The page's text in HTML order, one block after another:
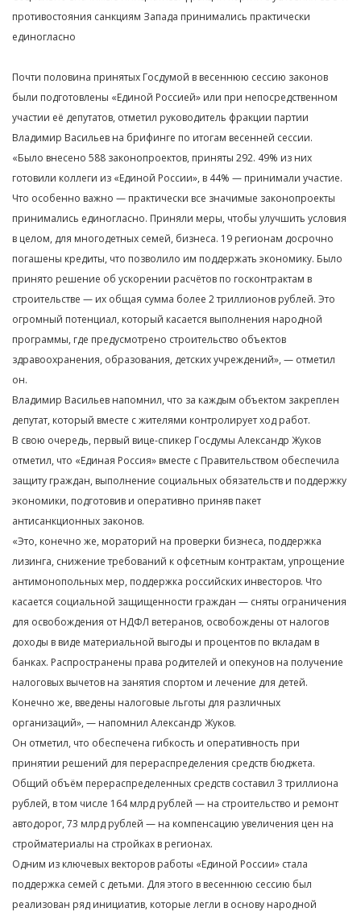
противостояния санкциям Запада принимались практически
единогласно
Почти половина принятых Госдумой в весеннюю сессию законов
были подготовлены «Единой Россией» или при непосредственном
участии её депутатов, отметил руководитель фракции партии
Владимир Васильев на брифинге по итогам весенней сессии.
«Было внесено 588 законопроектов, приняты 292. 49% из них
готовили коллеги из «Единой России», в 44% — принимали участие.
Что особенно важно — практически все значимые законопроекты
принимались единогласно. Приняли меры, чтобы улучшить условия
в целом, для многодетных семей, бизнеса. 19 регионам досрочно
погашены кредиты, что позволило им поддержать экономику. Было
принято решение об ускорении расчётов по госконтрактам в
строительстве — их общая сумма более 2 триллионов рублей. Это
огромный потенциал, который касается выполнения народной
программы, где предусмотрено строительство объектов
здравоохранения, образования, детских учреждений», — отметил
он.
Владимир Васильев напомнил, что за каждым объектом закреплен
депутат, который вместе с жителями контролирует ход работ.
В свою очередь, первый вице-спикер Госдумы Александр Жуков
отметил, что «Единая Россия» вместе с Правительством обеспечила
защиту граждан, выполнение социальных обязательств и поддержку
экономики, подготовив и оперативно приняв пакет
антисанкционных законов.
«Это, конечно же, мораторий на проверки бизнеса, поддержка
лизинга, снижение требований к офсетным контрактам, упрощение
антимонопольных мер, поддержка российских инвесторов. Что
касается социальной защищенности граждан — сняты ограничения
для освобождения от НДФЛ ветеранов, освобождены от налогов
доходы в виде материальной выгоды и процентов по вкладам в
банках. Распространены права родителей и опекунов на получение
налоговых вычетов на занятия спортом и лечение для детей.
Конечно же, введены налоговые льготы для различных
организаций», — напомнил Александр Жуков.
Он отметил, что обеспечена гибкость и оперативность при
принятии решений для перераспределения средств бюджета.
Общий объём перераспределенных средств составил 3 триллиона
рублей, в том числе 164 млрд рублей — на строительство и ремонт
автодорог, 73 млрд рублей — на компенсацию увеличения цен на
стройматериалы на стройках в регионах.
Одним из ключевых векторов работы «Единой России» стала
поддержка семей с детьми. Для этого в весеннюю сессию был
реализован ряд инициатив, которые легли в основу народной